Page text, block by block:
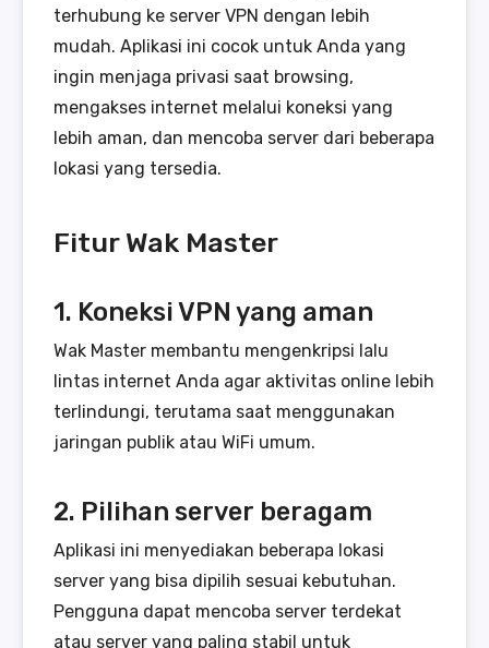
terhubung ke server VPN dengan lebih
mudah. Aplikasi ini cocok untuk Anda yang
ingin menjaga privasi saat browsing,
mengakses internet melalui koneksi yang
lebih aman, dan mencoba server dari beberapa
lokasi yang tersedia.
Fitur Wak Master
1. Koneksi VPN yang aman
Wak Master membantu mengenkripsi lalu
lintas internet Anda agar aktivitas online lebih
terlindungi, terutama saat menggunakan
jaringan publik atau WiFi umum.
2. Pilihan server beragam
Aplikasi ini menyediakan beberapa lokasi
server yang bisa dipilih sesuai kebutuhan.
Pengguna dapat mencoba server terdekat
atau server yang paling stabil untuk